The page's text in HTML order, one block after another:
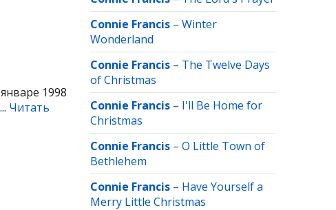
1998
Читать
Connie Francis – Winter
Wonderland
Connie Francis – The Twelve Days
of Christmas
Connie Francis – I'll Be Home for
Christmas
Connie Francis – O Little Town of
Bethlehem
Connie Francis – Have Yourself a
Merry Little Christmas